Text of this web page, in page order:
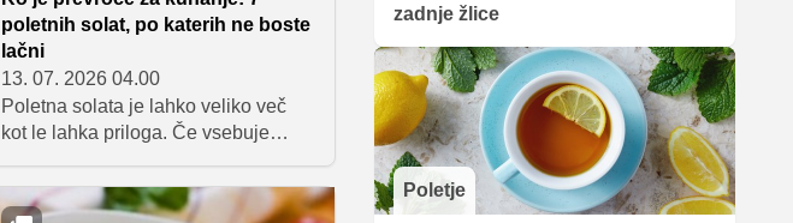
poletnih solat, po katerih ne boste
lačni
13. 07. 2026 04.00
Poletna solata je lahko veliko več
kot le lahka priloga. Če vsebuje
polnovredna žita ali stročnice in
veliko sezonske zelenjave, nasiti za
zadnje žlice
Poletje